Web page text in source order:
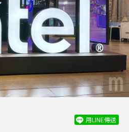
用LINE傳送